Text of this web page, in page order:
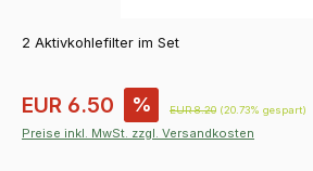
2 Aktivkohlefilter im Set
Verkaufspreis:
EUR 6.50 % Regulärer Preis:
EUR 8.20 (20.73% gespart)
Preise inkl. MwSt. zzgl. Versandkosten